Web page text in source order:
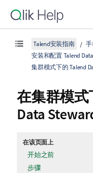
Talend安装指南
手
安装和配置 Talend
集群模式下的 Talend
在集群模式
Data
在该页面上
开始之前
步骤